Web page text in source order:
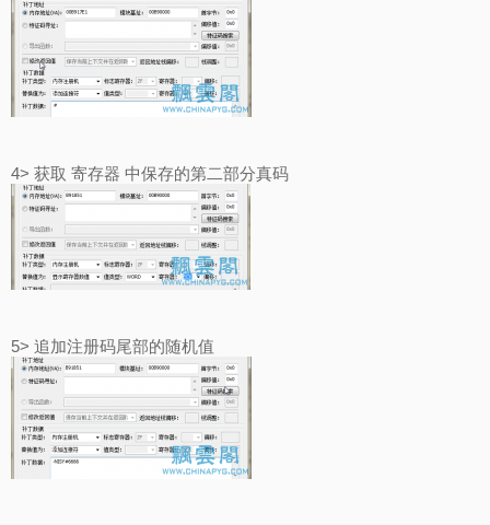
4> 获取 寄存器 中保存的第二部分真码
5> 追加注册码尾部的随机值